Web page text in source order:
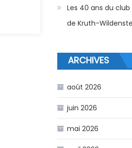
Les 40 ans du club
de Kruth-
ARCHIVES
août 2026
juin 2026
mai 2026